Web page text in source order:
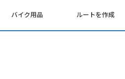
バイク用品 ルートを作成